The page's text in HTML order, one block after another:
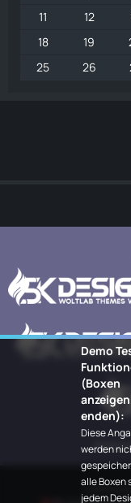
11
12
18
19
25
26
Demo
(Boxen
enden):
Diese
werden
alle Boxen
jedem